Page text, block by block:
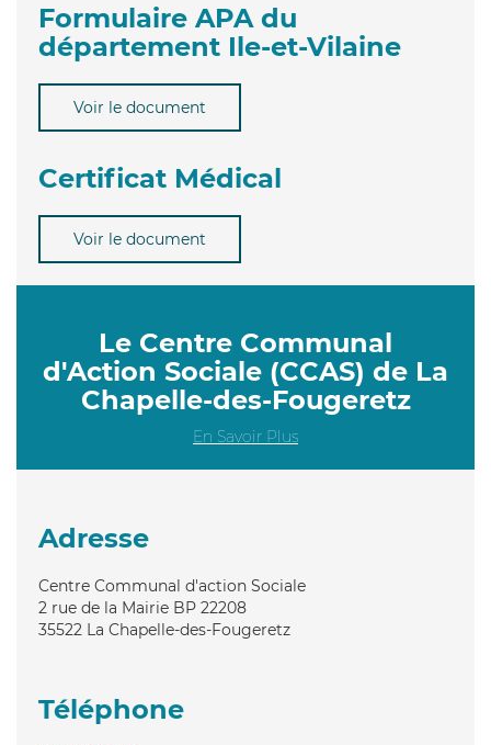
Formulaire APA du
département Ile-et-Vilaine
Voir le document
Certificat Médical
Voir le document
Le Centre Communal
d'Action Sociale (CCAS) de La
Chapelle-des-Fougeretz
En Savoir Plus
Adresse
Centre Communal d'action Sociale
2 rue de la Mairie BP 22208
35522 La Chapelle-des-Fougeretz
Téléphone